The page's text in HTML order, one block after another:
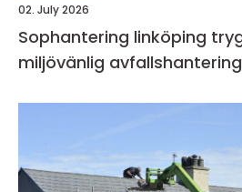
02. July 2026
Sophantering linköping trygg, effektiv och
miljövänlig avfallshantering